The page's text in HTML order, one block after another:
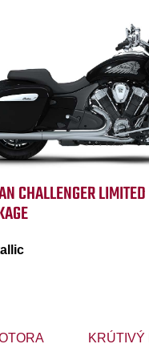
KRÚTIVÝ
CHALLENGER